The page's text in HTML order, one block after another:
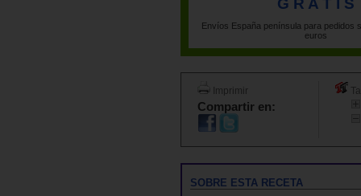
G R A T I S
Envíos España península para pedidos
euros
Imprimir
Compartir en:
SOBRE ESTA RECETA